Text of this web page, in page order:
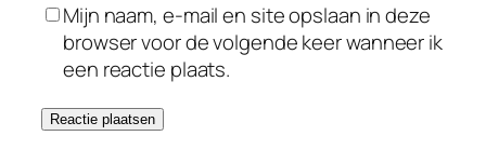
Mijn naam, e-mail en site opslaan in deze
browser voor de volgende keer wanneer ik
een reactie plaats.